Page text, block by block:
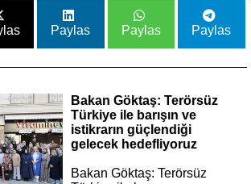
Paylas Paylas Paylas
Bakan Göktaş: Terörsüz
Türkiye ile barışın ve
istikrarın güçlendiği
gelecek hedefliyoruz
Bakan Göktaş: Terörsüz